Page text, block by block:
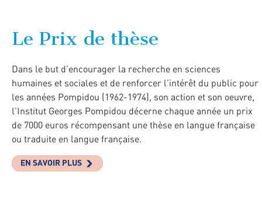
Le Prix de thèse
Dans le but d’encourager la recherche en sciences
humaines et sociales et de renforcer l’intérêt du public pour
les années Pompidou (1962-1974), son action et son oeuvre,
l’Institut Georges Pompidou décerne chaque année un prix
de 7000 euros récompensant une thèse en langue française
ou traduite en langue française.
EN SAVOIR PLUS